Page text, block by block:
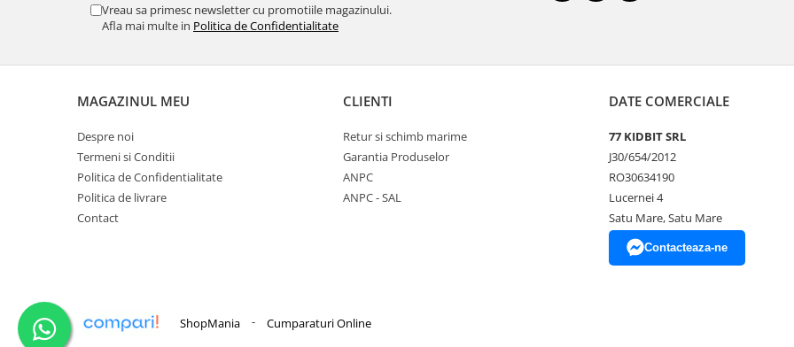
Vreau sa primesc newsletter cu promotiile magazinului.
Afla mai multe in Politica de Confidentialitate
MAGAZINUL MEU
Despre noi
Termeni si Conditii
Politica de Confidentialitate
Politica de livrare
Contact
CLIENTI
Retur si schimb marime
Garantia Produselor
ANPC
ANPC - SAL
DATE COMERCIALE
77 KIDBIT SRL
J30/654/2012
RO30634190
Lucernei 4
Satu Mare, Satu Mare
Contacteaza-ne
ShopMania - Cumparaturi Online